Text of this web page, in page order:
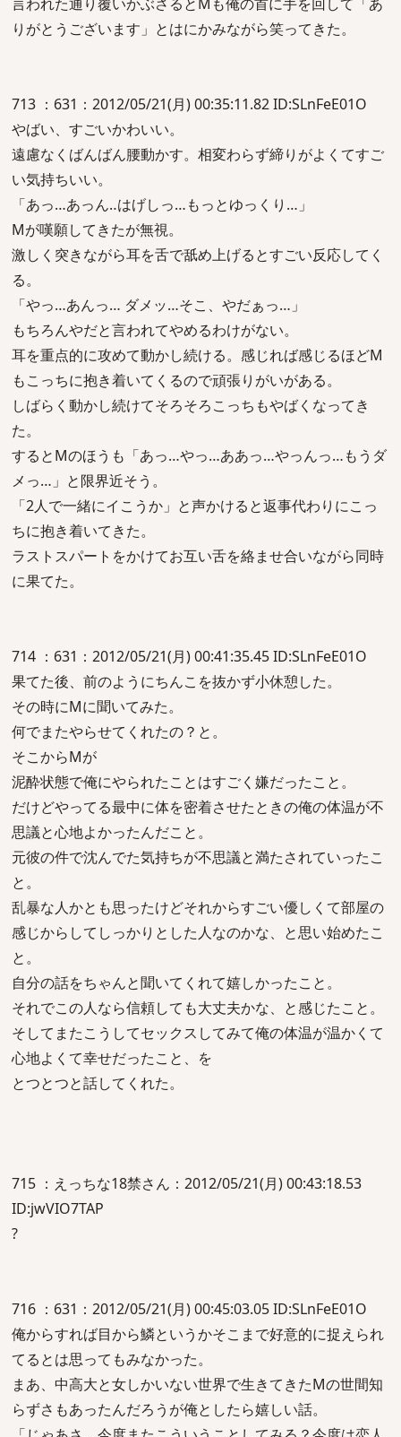
りがとうございます」とはにかみながら笑ってきた。
713 ：631：2012/05/21(月) 00:35:11.82 ID:SLnFeE01O
やばい、すごいかわいい。
遠慮なくばんばん腰動かす。相変わらず締りがよくてすご
い気持ちいい。
「あっ…あっん‥はげしっ…もっとゆっくり…」
Mが嘆願してきたが無視。
激しく突きながら耳を舌で舐め上げるとすごい反応してく
る。
「やっ…あんっ… ダメッ…そこ、やだぁっ…」
もちろんやだと言われてやめるわけがない。
耳を重点的に攻めて動かし続ける。感じれば感じるほどM
もこっちに抱き着いてくるので頑張りがいがある。
しばらく動かし続けてそろそろこっちもやばくなってき
た。
するとMのほうも「あっ…やっ…ああっ…やっんっ…もうダ
メっ…」と限界近そう。
「2人で一緒にイこうか」と声かけると返事代わりにこっ
ちに抱き着いてきた。
ラストスパートをかけてお互い舌を絡ませ合いながら同時
に果てた。
714 ：631：2012/05/21(月) 00:41:35.45 ID:SLnFeE01O
果てた後、前のようにちんこを抜かず小休憩した。
その時にMに聞いてみた。
何でまたやらせてくれたの？と。
そこからMが
泥酔状態で俺にやられたことはすごく嫌だったこと。
だけどやってる最中に体を密着させたときの俺の体温が不
思議と心地よかったんだこと。
元彼の件で沈んでた気持ちが不思議と満たされていったこ
と。
乱暴な人かとも思ったけどそれからすごい優しくて部屋の
感じからしてしっかりとした人なのかな、と思い始めたこ
と。
自分の話をちゃんと聞いてくれて嬉しかったこと。
それでこの人なら信頼しても大丈夫かな、と感じたこと。
そしてまたこうしてセックスしてみて俺の体温が温かくて
心地よくて幸せだったこと、を
とつとつと話してくれた。
715 ：えっちな18禁さん：2012/05/21(月) 00:43:18.53
ID:jwVIO7TAP
?
716 ：631：2012/05/21(月) 00:45:03.05 ID:SLnFeE01O
俺からすれば目から鱗というかそこまで好意的に捉えられ
てるとは思ってもみなかった。
まあ、中高大と女しかいない世界で生きてきたMの世間知
らずさもあったんだろうが俺としたら嬉しい話。